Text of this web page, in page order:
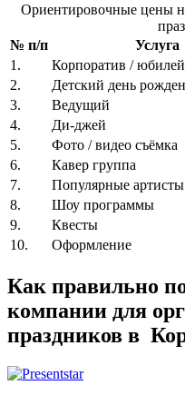
Ориентировочные цены
№ п/п
Услуга
1.
Корпоратив /
2.
Детский день
3.
Ведущий
4.
Ди-джей
5.
Фото / видео съёмка
6.
Кавер группа
7.
Популярные артисты
8.
Шоу программы
9.
Квесты
10.
Оформление
Как правильно
компании для
праздников в